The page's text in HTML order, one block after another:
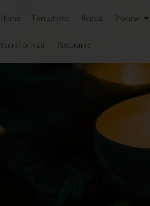
Home Ferragosto Regala Piscina
Eventi privati Ristorante